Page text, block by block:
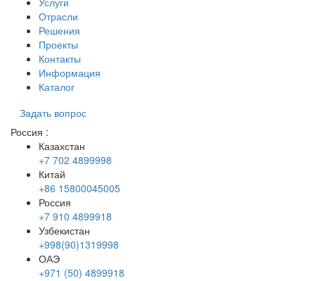
Отрасли
Решения
Проекты
Контакты
Информация
Каталог
Задать вопрос
Россия :
Казахстан
+7 702 4899998
Китай
+86 15800045005
Россия
+7 910 4899918
Узбекистан
+998(90)1319998
ОАЭ
+971 (50) 4899918